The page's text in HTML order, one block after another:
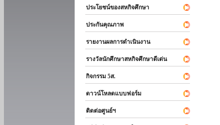
ประโยชน์ของสหกิจศึกษา
ประกันคุณภาพ
รายงานผลการดำเนินงาน
รางวัลนักศึกษาสหกิจศึกษาดีเด่น
กิจกรรม 5ส.
ดาวน์โหลดแบบฟอร์ม
ติดต่อศูนย์ฯ